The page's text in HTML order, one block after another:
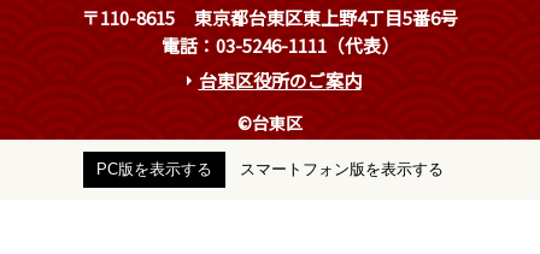
〒110-8615
東京都台東区東上野4丁目5番6号
電話：03-5246-1111（代表）
台東区役所のご案内
©台東区
PC版を表示する スマートフォン版を表示する